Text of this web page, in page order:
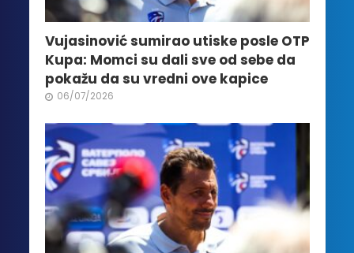
Vujasinović sumirao utiske posle OTP
Kupa: Momci su dali sve od sebe da
pokažu da su vredni ove kapice
06/07/2026